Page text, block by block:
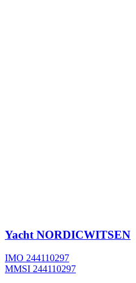
Yacht NORDICWITSEN
IMO 244110297
MMSI 244110297